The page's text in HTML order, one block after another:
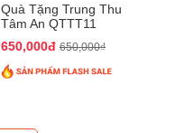
Quà Tặng Trung Thu
Tâm An QTTT11
650,000đ 650,000₫